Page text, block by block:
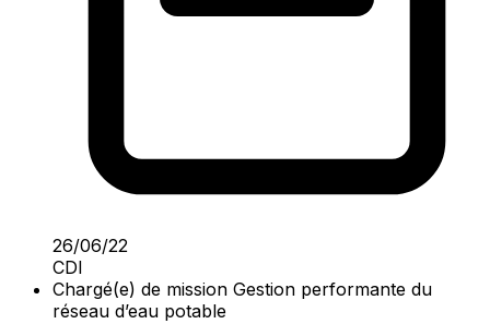
26/06/22
CDI
Chargé(e) de mission Gestion performante du
réseau d’eau potable